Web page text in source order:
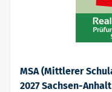
MSA (Mittlerer
2027 Sachsen-